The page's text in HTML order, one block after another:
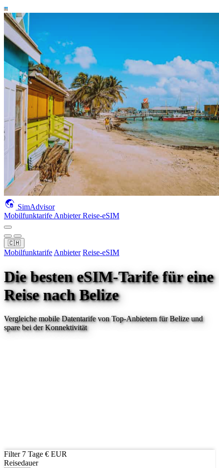
SimAdvisor
Mobilfunktarife AnbieterReise-eSIM
🇨🇭
Mobilfunktarife Anbieter Reise-eSIM
Die besten eSIM-Tarife für eine
Reisenach Belize
Vergleiche mobile Datentarife von Top-Anbietern fürBelizeund
spare bei der Konnektivität
Filter 7 Tage € EUR
Reisedauer